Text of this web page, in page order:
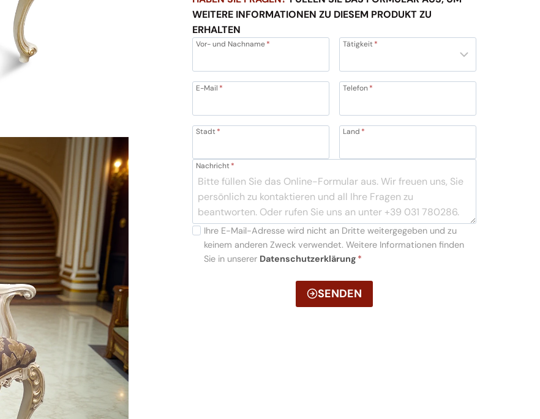
WEITERE INFORMATIONEN ZU DIESEM PRODUKT ZU
ERHALTEN
Vor- und Nachname* Tätigkeit*
E-Mail * Telefon*
Stadt* Land *
Nachricht*
Ihre E-Mail-Adresse wird nicht an Dritte weitergegeben und zu
keinem anderen Zweck verwendet. Weitere Informationen finden
Sie in unserer Datenschutzerklärung *
SENDEN